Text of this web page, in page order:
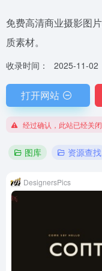
免费高清商业摄影图
质素材。
收录时间： 2025-11-02
打开网站
经过确认，此站已经关
图库 资源查找
DesignersPics